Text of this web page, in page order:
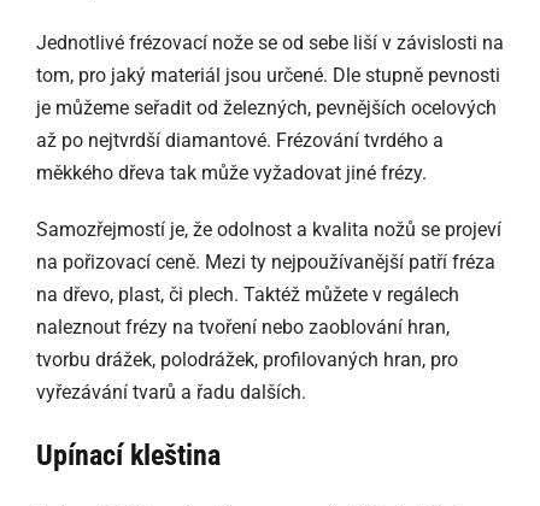
Jednotlivé frézovací nože se od sebe liší v závislosti na
tom, pro jaký materiál jsou určené. Dle stupně pevnosti
je můžeme seřadit od železných, pevnějších ocelových
až po nejtvrdší diamantové. Frézování tvrdého a
měkkého dřeva tak může vyžadovat jiné frézy.
Samozřejmostí je, že odolnost a kvalita nožů se projeví
na pořizovací ceně. Mezi ty nejpoužívanější patří fréza
na dřevo, plast, či plech. Taktéž můžete v regálech
naleznout frézy na tvoření nebo zaoblování hran,
tvorbu drážek, polodrážek, profilovaných hran, pro
vyřezávání tvarů a řadu dalších.
Upínací kleština